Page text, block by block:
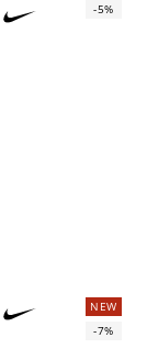
-5%
NEW
-7%